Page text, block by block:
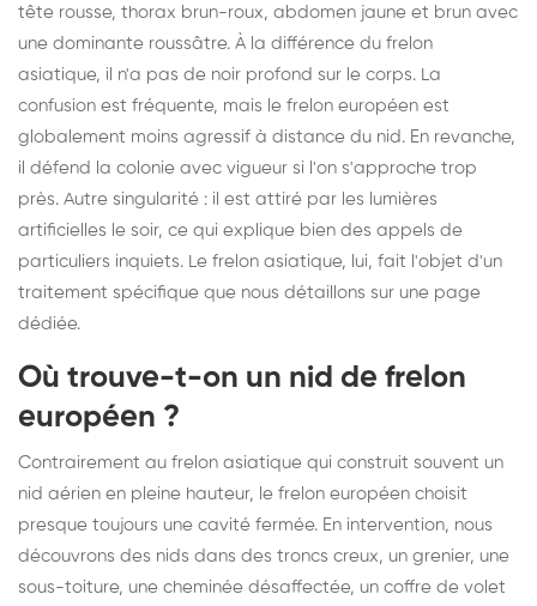
tête rousse, thorax brun-roux, abdomen jaune et brun avec
une dominante roussâtre. À la différence du frelon
asiatique, il n'a pas de noir profond sur le corps. La
confusion est fréquente, mais le frelon européen est
globalement moins agressif à distance du nid. En revanche,
il défend la colonie avec vigueur si l'on s'approche trop
près. Autre singularité : il est attiré par les lumières
artificielles le soir, ce qui explique bien des appels de
particuliers inquiets. Le frelon asiatique, lui, fait l'objet d'un
traitement spécifique que nous détaillons sur une page
dédiée.
Où trouve-t-on un nid de frelon
européen ?
Contrairement au frelon asiatique qui construit souvent un
nid aérien en pleine hauteur, le frelon européen choisit
presque toujours une cavité fermée. En intervention, nous
découvrons des nids dans des troncs creux, un grenier, une
sous-toiture, une cheminée désaffectée, un coffre de volet